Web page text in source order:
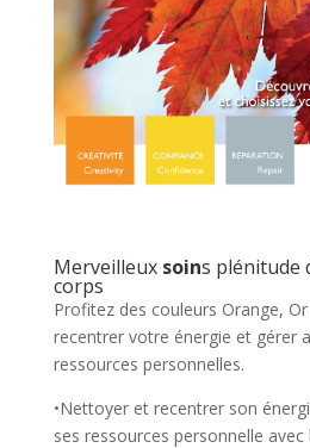
Merveilleux soins plénitude
corps
Profitez des couleurs Orange,
recentrer votre énergie et gérer
ressources personnelles.
•Nettoyer et recentrer son
ses ressources personnelle avec